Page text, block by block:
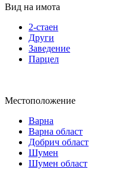
Вид на имота
2-стаен
Други
Заведение
Парцел
Местоположение
Варна
Варна област
Добрич област
Шумен
Шумен област